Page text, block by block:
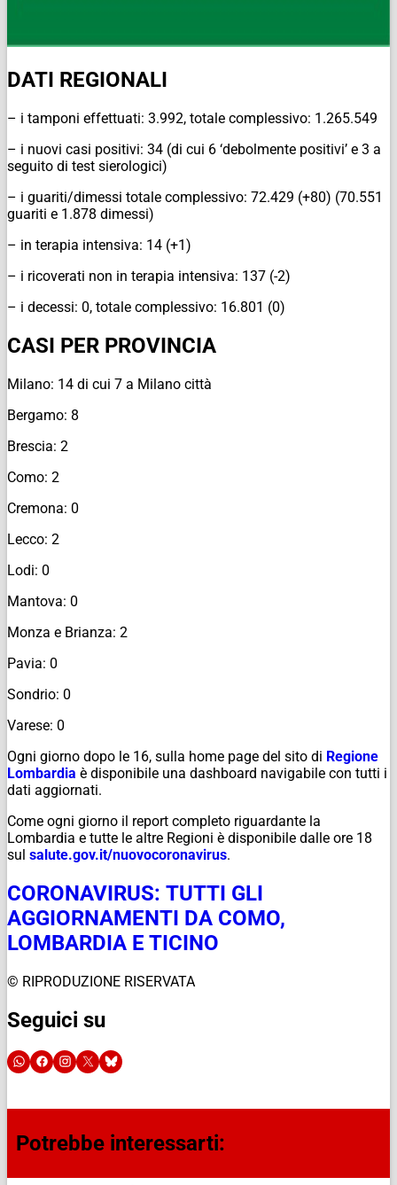
DATI REGIONALI
– i tamponi effettuati: 3.992, totale complessivo: 1.265.549
– i nuovi casi positivi: 34 (di cui 6 ‘debolmente positivi’ e 3 a
seguito di test sierologici)
– i guariti/dimessi totale complessivo: 72.429 (+80) (70.551
guariti e 1.878 dimessi)
– in terapia intensiva: 14 (+1)
– i ricoverati non in terapia intensiva: 137 (-2)
– i decessi: 0, totale complessivo: 16.801 (0)
CASI PER PROVINCIA
Milano: 14 di cui 7 a Milano città
Bergamo: 8
Brescia: 2
Como: 2
Cremona: 0
Lecco: 2
Lodi: 0
Mantova: 0
Monza e Brianza: 2
Pavia: 0
Sondrio: 0
Varese: 0
Ogni giorno dopo le 16, sulla home page del sito di Regione
Lombardia è disponibile una dashboard navigabile con tutti i
dati aggiornati.
Come ogni giorno il report completo riguardante la
Lombardia e tutte le altre Regioni è disponibile dalle ore 18
sul salute.gov.it/nuovocoronavirus.
CORONAVIRUS: TUTTI GLI
AGGIORNAMENTI DA COMO,
LOMBARDIA E TICINO
© RIPRODUZIONE RISERVATA
Seguici su
Potrebbe interessarti: